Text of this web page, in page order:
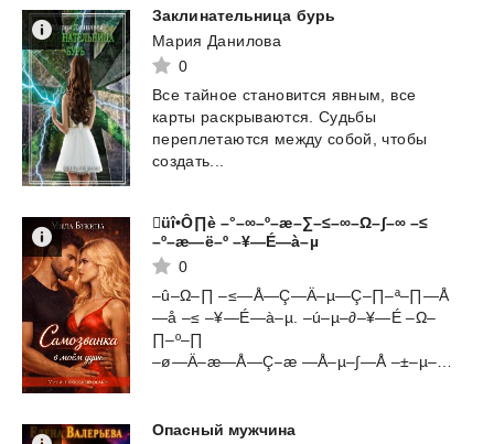
Заклинательница бурь
Мария Данилова
0
Все тайное становится явным, все
карты раскрываются. Судьбы
переплетаются между собой, чтобы
создать...
üî•Ô∏è –°–∞–º–æ–∑–≤–∞–Ω–∫–∞ –≤
–º–æ—ë–º –¥—É—à–µ
0
–û–Ω–∏ –≤—Å—Ç—Ä–µ—Ç–∏–ª–∏—Å
—å –≤ –¥—É—à–µ. –ú–µ–∂–¥—É –Ω–
∏–º–∏
Опасный мужчина